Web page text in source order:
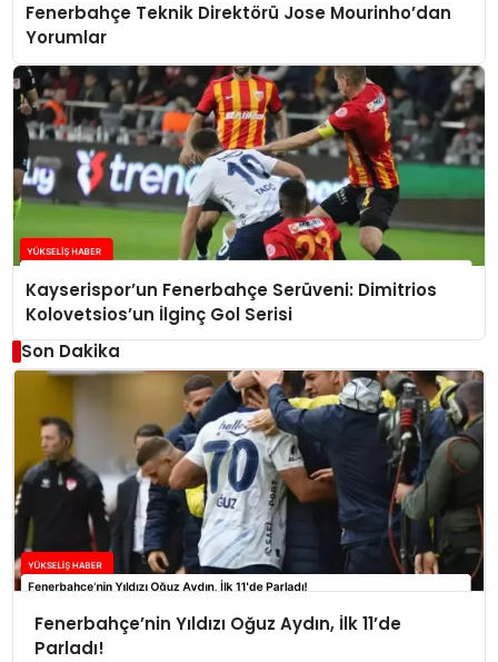
Fenerbahçe Teknik Direktörü Jose Mourinho’dan
Yorumlar
Kayserispor’un Fenerbahçe Serüveni: Dimitrios
Kolovetsios’un İlginç Gol Serisi
Son Dakika
Fenerbahçe’nin Yıldızı Oğuz Aydın, İlk 11’de
Parladı!